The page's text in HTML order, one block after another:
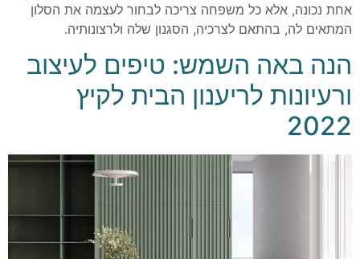
אחת נכונה, אלא כל משפחה צריכה לבחור לעצמה את הסלון
המתאים לה, בהתאם לצרכיה, הסגנון שלה ולרצונותיה.
הנה באה השמש: טיפים לעיצוב
ורעיונות לריענון הבית לקיץ
2022